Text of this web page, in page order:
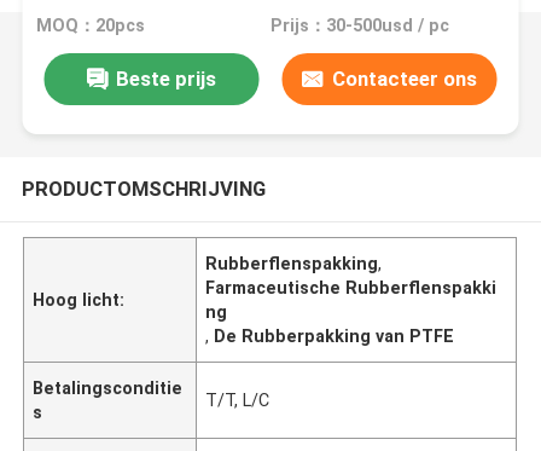
Farmaceutische bekleding
MOQ：20pcs Prijs：30-500usd / pc
Beste prijs Contacteer ons
PRODUCTOMSCHRIJVING
Hoog licht:
Rubberflenspakking,
Farmaceutische Rubberflenspakki
ng
, De Rubberpakking van PTFE
Betalingsconditie
s
T/T, L/C